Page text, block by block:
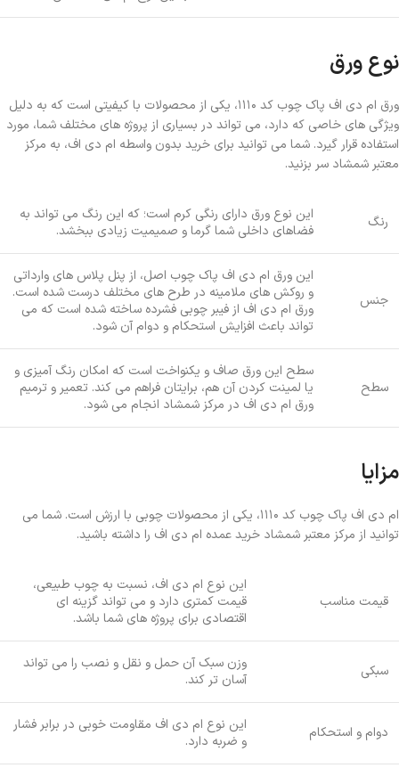
نوع ورق
ورق ام دی اف پاک چوب کد ۱۱۱۰، یکی از محصولات با کیفیتی است که به دلیل
ویژگی های خاصی که دارد، می تواند در بسیاری از پروژه های مختلف شما، مورد
استفاده قرار گیرد. شما می توانید برای خرید بدون واسطه ام دی اف، به مرکز
معتبر شمشاد سر بزنید.
رنگ
این نوع ورق دارای رنگی کرم است؛ که این رنگ می تواند به
فضاهای داخلی شما گرما و صمیمیت زیادی ببخشد.
جنس
این ورق ام دی اف پاک چوب اصل، از پنل پلاس های وارداتی
و روکش های ملامینه در طرح های مختلف درست شده است.
ورق ام دی اف از فیبر چوبی فشرده ساخته شده است که می
تواند باعث افزایش استحکام و دوام آن شود.
سطح
سطح این ورق صاف و یکنواخت است که امکان رنگ آمیزی و
یا لمینت کردن آن هم، برایتان فراهم می ‌کند. تعمیر و ترمیم
ورق ام دی اف در مرکز شمشاد انجام می شود.
مزایا
ام دی اف پاک چوب کد ۱۱۱۰، یکی از محصولات چوبی با ارزش است. شما می
توانید از مرکز معتبر شمشاد خرید عمده ام دی اف را داشته باشید.
قیمت مناسب
این نوع ام دی اف، نسبت به چوب طبیعی،
قیمت کمتری دارد و می تواند گزینه ای
اقتصادی برای پروژه های شما باشد.
سبکی
وزن سبک آن حمل و نقل و نصب را می تواند
آسان تر کند.
دوام و استحکام
این نوع ام دی اف مقاومت خوبی در برابر فشار
و ضربه دارد.